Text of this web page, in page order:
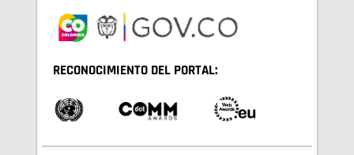
RECONOCIMIENTO DEL PORTAL: